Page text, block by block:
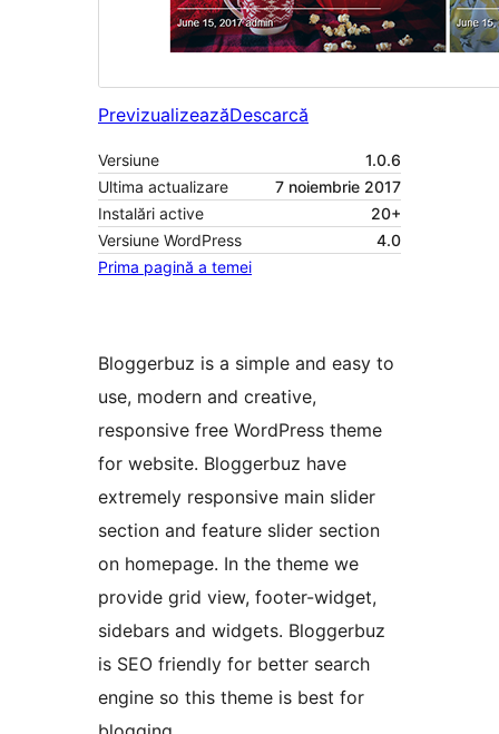
PrevizualizeazăDescarcă
Versiune
1.0.6
Ultima actualizare
7 noiembrie 2017
Instalări active
20+
Versiune WordPress
4.0
Prima pagină a temei
Bloggerbuz is a simple and easy to
use, modern and creative,
responsive free WordPress theme
for website. Bloggerbuz have
extremely responsive main slider
section and feature slider section
on homepage. In the theme we
provide grid view, footer-widget,
sidebars and widgets. Bloggerbuz
is SEO friendly for better search
engine so this theme is best for